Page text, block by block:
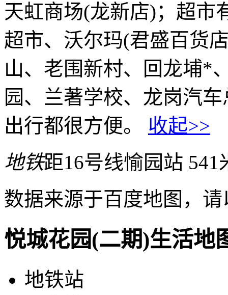
天虹商场(龙新店)；超市
超市、沃尔玛(君盛百货
山、老围新村、回龙埔*
园、兰著学校、龙岗汽
出行都很方便。 收起>>
地铁距16号线愉园站 541
数据来源于百度地图，
悦城花园(二期)生活地
地铁站